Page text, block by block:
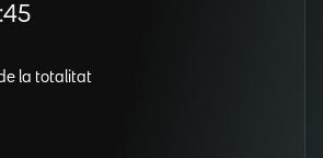
la totalitat